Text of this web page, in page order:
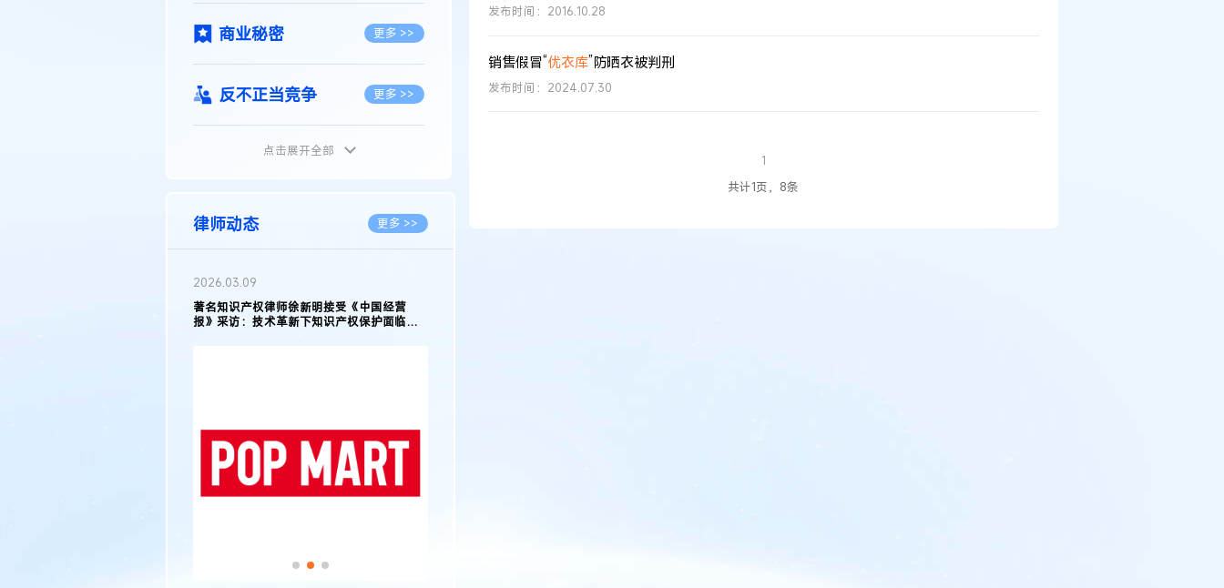
商业秘密 更多 >>
反不正当竞争 更多 >>
植物新品种
地理标志 更多 >>
集成电路布图设计
点击展开全部
律师动态 更多 >>
访：技术革新下知识产权保护面临新
2026.02.10
徐新明律师经典案例：刘某与西安某生物科
技有限公司技术合作开发合同纠纷案
发布时间：2016.10.28
销售假冒“优衣库”防晒衣被判刑
发布时间：2024.07.30
1
共计1页，8条